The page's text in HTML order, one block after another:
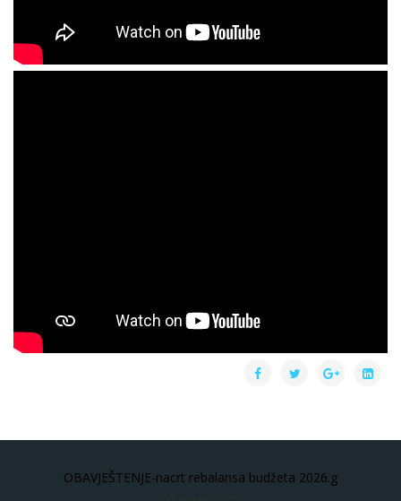
OBAVJEŠTENJE-nacrt rebalansa budžeta 2026.g